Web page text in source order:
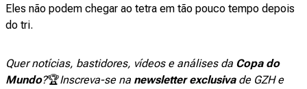
Eles não podem chegar ao tetra em tão pouco tempo depois
do tri.
Quer notícias, bastidores, vídeos e análises da Copa do
Mundo?🏆Inscreva-se na newsletter exclusivade GZH e